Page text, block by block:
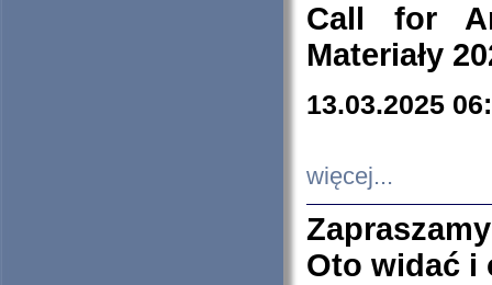
Call for
Materiały
13.03.2025
więcej...
Oto widać i